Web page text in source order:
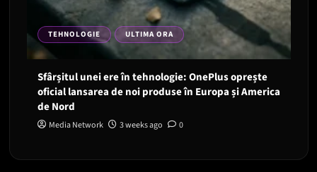
TEHNOLOGIE ULTIMA ORA
Sfârșitul unei ere în tehnologie: OnePlus oprește
oficial lansarea de noi produse în Europa și America
de Nord
Media Network 3 weeks ago 0